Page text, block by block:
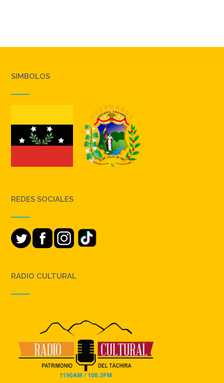
SIMBOLOS
REDES SOCIALES
RADIO CULTURAL